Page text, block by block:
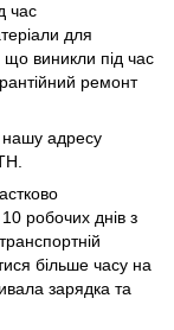
час
для
виникли під час
ремонт
нашу адресу
робочих днів з
більше часу на
зарядка та